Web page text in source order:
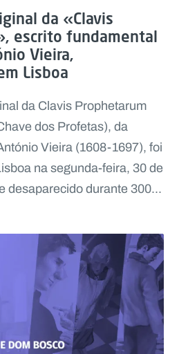
da «Clavis
escrito fundamental
Vieira,
Lisboa
da Clavis Prophetarum
dos Profetas), da
Vieira (1608-1697), foi
na segunda-feira, 30 de
desaparecido durante 300...